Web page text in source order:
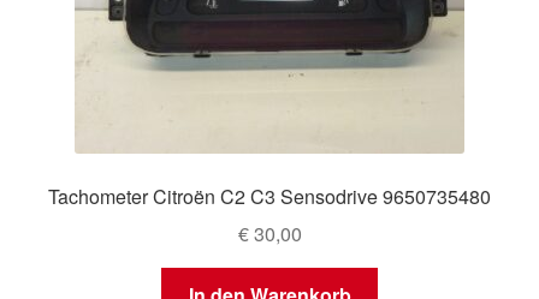
Tachometer Citroën C2 C3 Sensodrive 9650735480
€30,00